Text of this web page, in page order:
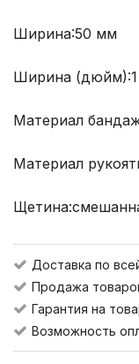
Ширина:50 мм
Ширина (дюйм):
Материал
Материал
Щетина:
Доставка по
Продажа
Гарантия на
Возможность